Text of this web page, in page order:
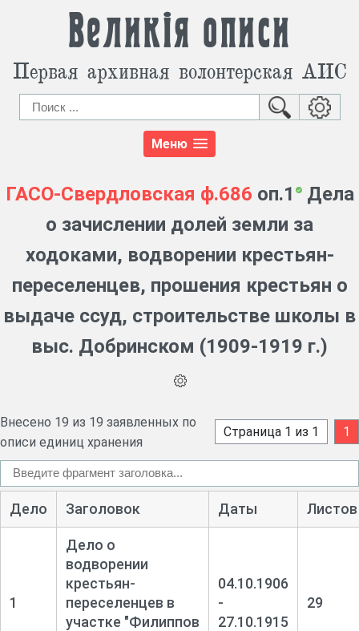
Великія описи
Первая архивная волонтерская АИС
Меню
ГАСО-Свердловская ф.686 оп.1 Дела
о зачислении долей земли за
ходоками, водворении крестьян-
переселенцев, прошения крестьян о
выдаче ссуд, строительстве школы в
выс. Добринском (1909-1919 г.)
Внесено 19 из 19 заявленных по
описи единиц хранения
Страница 1 из 1 1
Дело Заголовок Даты Листов
1
Дело о
водворении
крестьян-
переселенцев в
участке "Филиппов
04.10.1906
-
27.10.1915
29